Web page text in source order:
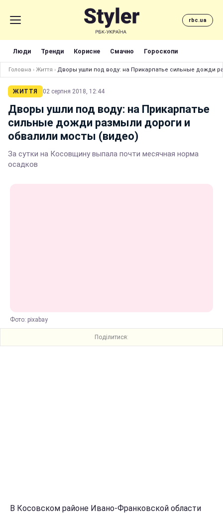
rbc.ua
Люди Тренди Корисне Смачно Гороскопи
Головна › Життя › Дворы ушли под воду: на Прикарпатье сильные дожди
ЖИТТЯ 02 серпня 2018, 12:44
Дворы ушли под воду: на Прикарпатье
сильные дожди размыли дороги и
обвалили мосты (видео)
За сутки на Косовщину выпала почти месячная норма
осадков
Фото: pixabay
Поділитися:
В Косовском районе Ивано-Франковской области